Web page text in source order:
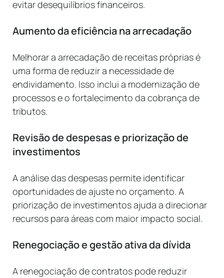
evitar desequilíbrios financeiros.
Aumento da eficiência na arrecadação
Melhorar a arrecadação de receitas próprias é
uma forma de reduzir a necessidade de
endividamento. Isso inclui a modernização de
processos e o fortalecimento da cobrança de
tributos.
Revisão de despesas e priorização de
investimentos
A análise das despesas permite identificar
oportunidades de ajuste no orçamento. A
priorização de investimentos ajuda a direcionar
recursos para áreas com maior impacto social.
Renegociação e gestão ativa da dívida
A renegociação de contratos pode reduzir